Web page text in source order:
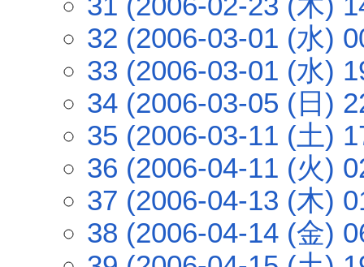
32 (2006-03-01 (水)
33 (2006-03-01 (水)
34 (2006-03-05 (日)
35 (2006-03-11 (土)
36 (2006-04-11 (火)
37 (2006-04-13 (木)
38 (2006-04-14 (金)